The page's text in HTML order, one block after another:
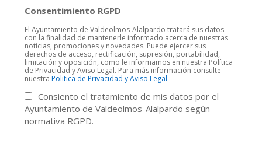
Consentimiento RGPD
El Ayuntamiento de Valdeolmos-Alalpardo tratará sus datos
con la finalidad de mantenerle informado acerca de nuestras
noticias, promociones y novedades. Puede ejercer sus
derechos de acceso, rectificación, supresión, portabilidad,
limitación y oposición, como le informamos en nuestra Política
de Privacidad y Aviso Legal. Para más información consulte
nuestra Politica de Privacidad y Aviso Legal
Consiento el tratamiento de mis datos por el
Ayuntamiento de Valdeolmos-Alalpardo según
normativa RGPD.